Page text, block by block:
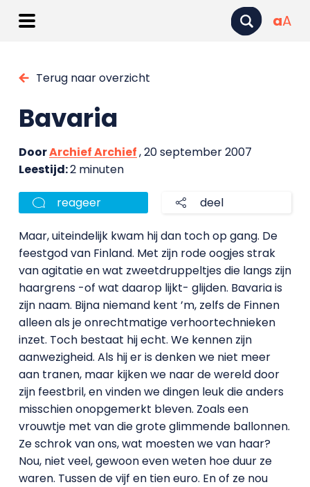
aA
Terug naar overzicht
Bavaria
DoorArchief Archief, 20 september 2007
Leestijd:2 minuten
reageer deel
Maar, uiteindelijk kwam hij dan toch op gang. De
feestgod van Finland. Met zijn rode oogjes strak
van agitatie en wat zweetdruppeltjes die langs zijn
haargrens -of wat daarop lijkt- glijden. Bavaria is
zijn naam. Bijna niemand kent ’m, zelfs de Finnen
alleen als je onrechtmatige verhoortechnieken
inzet. Toch bestaat hij echt. We kennen zijn
aanwezigheid. Als hij er is denken we niet meer
aan tranen, maar kijken we naar de wereld door
zijn feestbril, en vinden we dingen leuk die anders
misschien onopgemerkt bleven. Zoals een
vrouwtje met van die grote glimmende ballonnen.
Ze schrok van ons, wat moesten we van haar?
Nou, niet veel, gewoon even weten hoe duur ze
waren. Tussen de vijf en tien euro. En of ze nou